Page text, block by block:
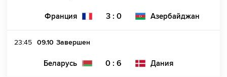
Франция 3 : 0 Азербайджан
23:45 09.10 Завершен
Беларусь 0 : 6 Дания